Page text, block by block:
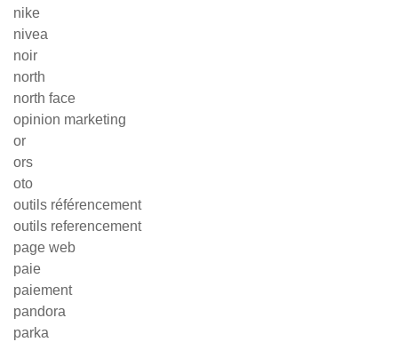
nike
nivea
noir
north
north face
opinion marketing
or
ors
oto
outils référencement
outils referencement
page web
paie
paiement
pandora
parka